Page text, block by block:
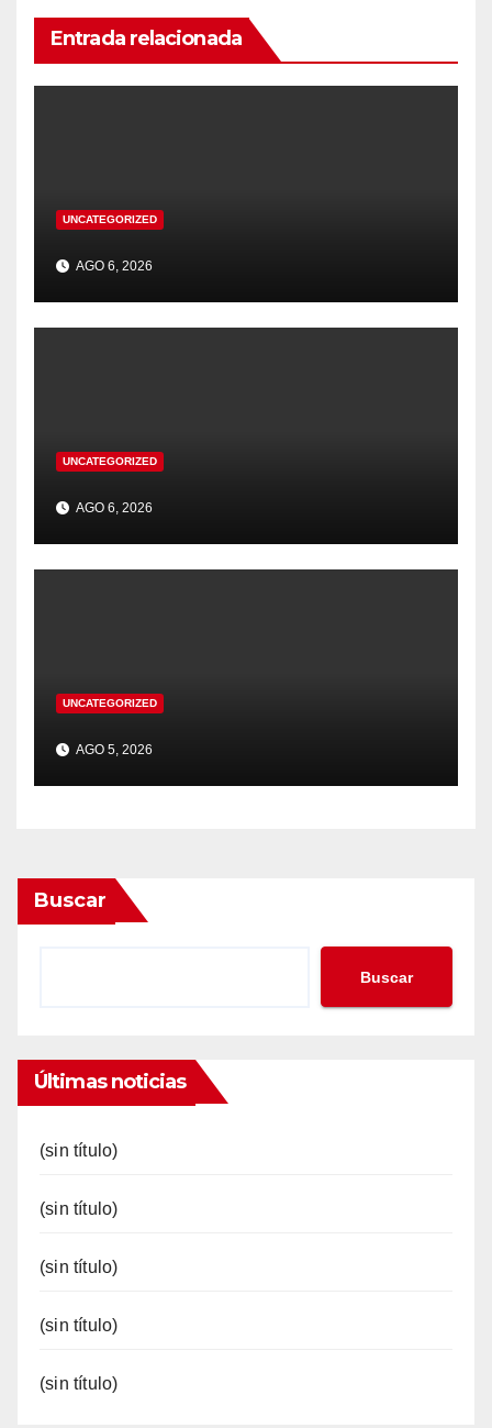
Entrada relacionada
UNCATEGORIZED
AGO 6, 2026
UNCATEGORIZED
AGO 6, 2026
UNCATEGORIZED
AGO 5, 2026
Buscar
Buscar
Últimas noticias
(sin título)
(sin título)
(sin título)
(sin título)
(sin título)